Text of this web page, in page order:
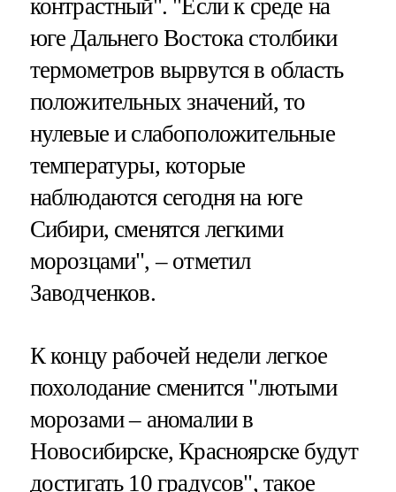
контрастный". "Если к среде на
юге Дальнего Востока столбики
термометров вырвутся в область
положительных значений, то
нулевые и слабоположительные
температуры, которые
наблюдаются сегодня на юге
Сибири, сменятся легкими
морозцами", – отметил
Заводченков.
К концу рабочей недели легкое
похолодание сменится "лютыми
морозами – аномалии в
Новосибирске, Красноярске будут
достигать 10 градусов", такое